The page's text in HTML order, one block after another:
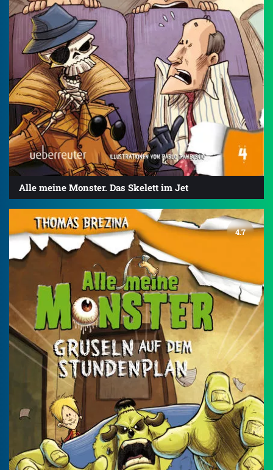
Alle meine Monster. Das Skelett im Jet
4.7